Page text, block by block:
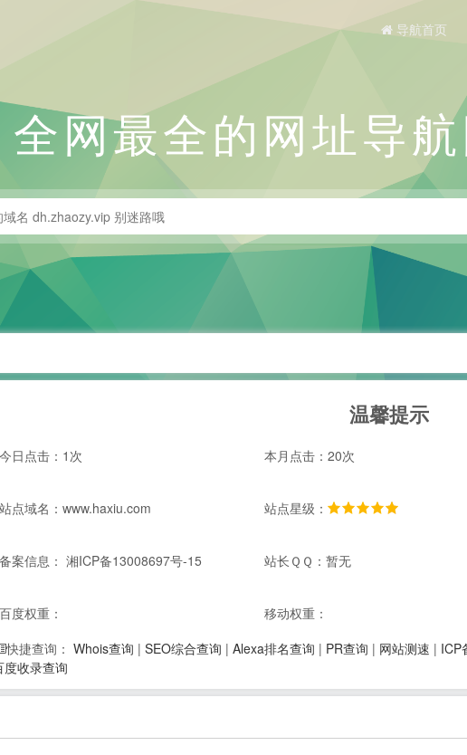
导航首页
全网最全的网址导航
温馨提示
今日点击：1次 本月点击：20次
站点域名：www.haxiu.com 站点星级：
备案信息： 湘ICP备13008697号-15 站长ＱＱ：暂无
百度权重： 移动权重：
快捷查询： Whois查询 | SEO综合查询 | Alexa排名查询 | PR查询 | 网站测速 | ICP
度收录查询